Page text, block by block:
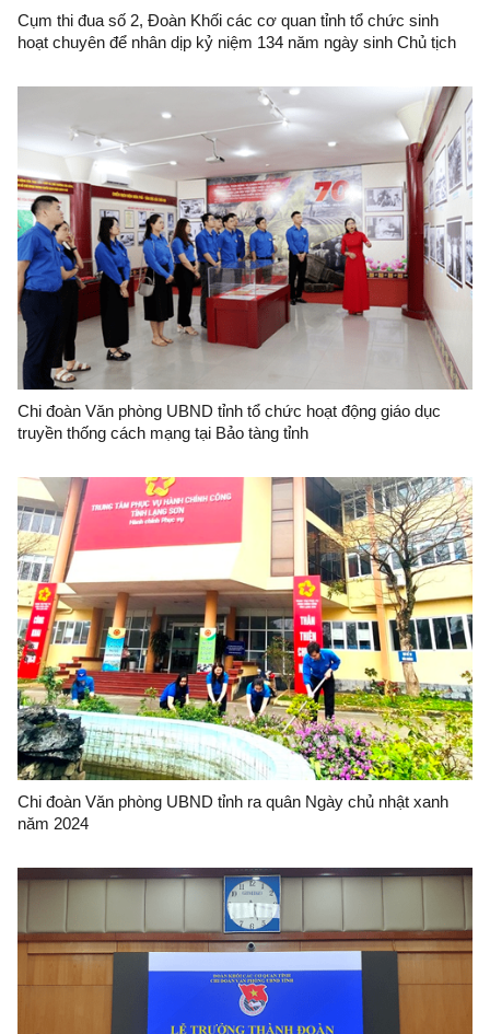
Cụm thi đua số 2, Đoàn Khối các cơ quan tỉnh tổ chức sinh
hoạt chuyên để nhân dịp kỷ niệm 134 năm ngày sinh Chủ tịch
Chi đoàn Văn phòng UBND tỉnh tổ chức hoạt động giáo dục
truyền thống cách mạng tại Bảo tàng tỉnh
Chi đoàn Văn phòng UBND tỉnh ra quân Ngày chủ nhật xanh
năm 2024